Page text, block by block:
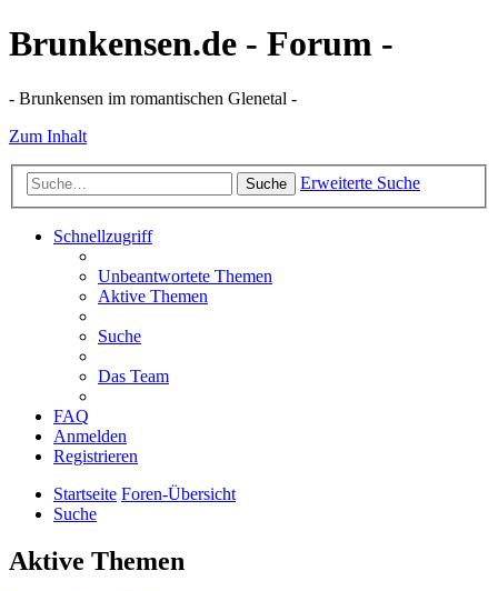
Brunkensen.de - Forum -
- Brunkensen im romantischen Glenetal -
Zum Inhalt
Suche Erweiterte Suche
Schnellzugriff
Unbeantwortete Themen
Aktive Themen
Suche
Das Team
FAQ
Anmelden
Registrieren
Startseite Foren-Übersicht
Suche
Aktive Themen